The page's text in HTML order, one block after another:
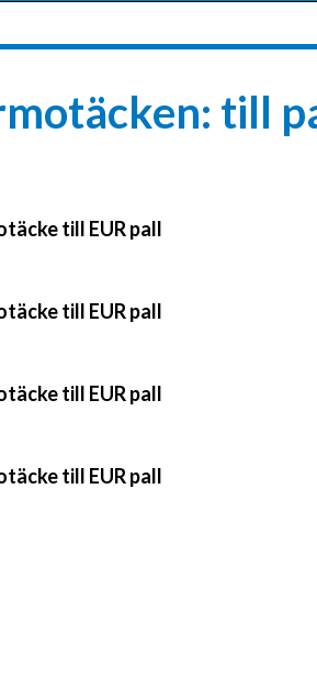
till
till EUR pall​
till EUR pall​
till EUR pall​
till EUR pall​